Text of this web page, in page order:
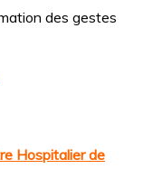
des gestes
Hospitalier de